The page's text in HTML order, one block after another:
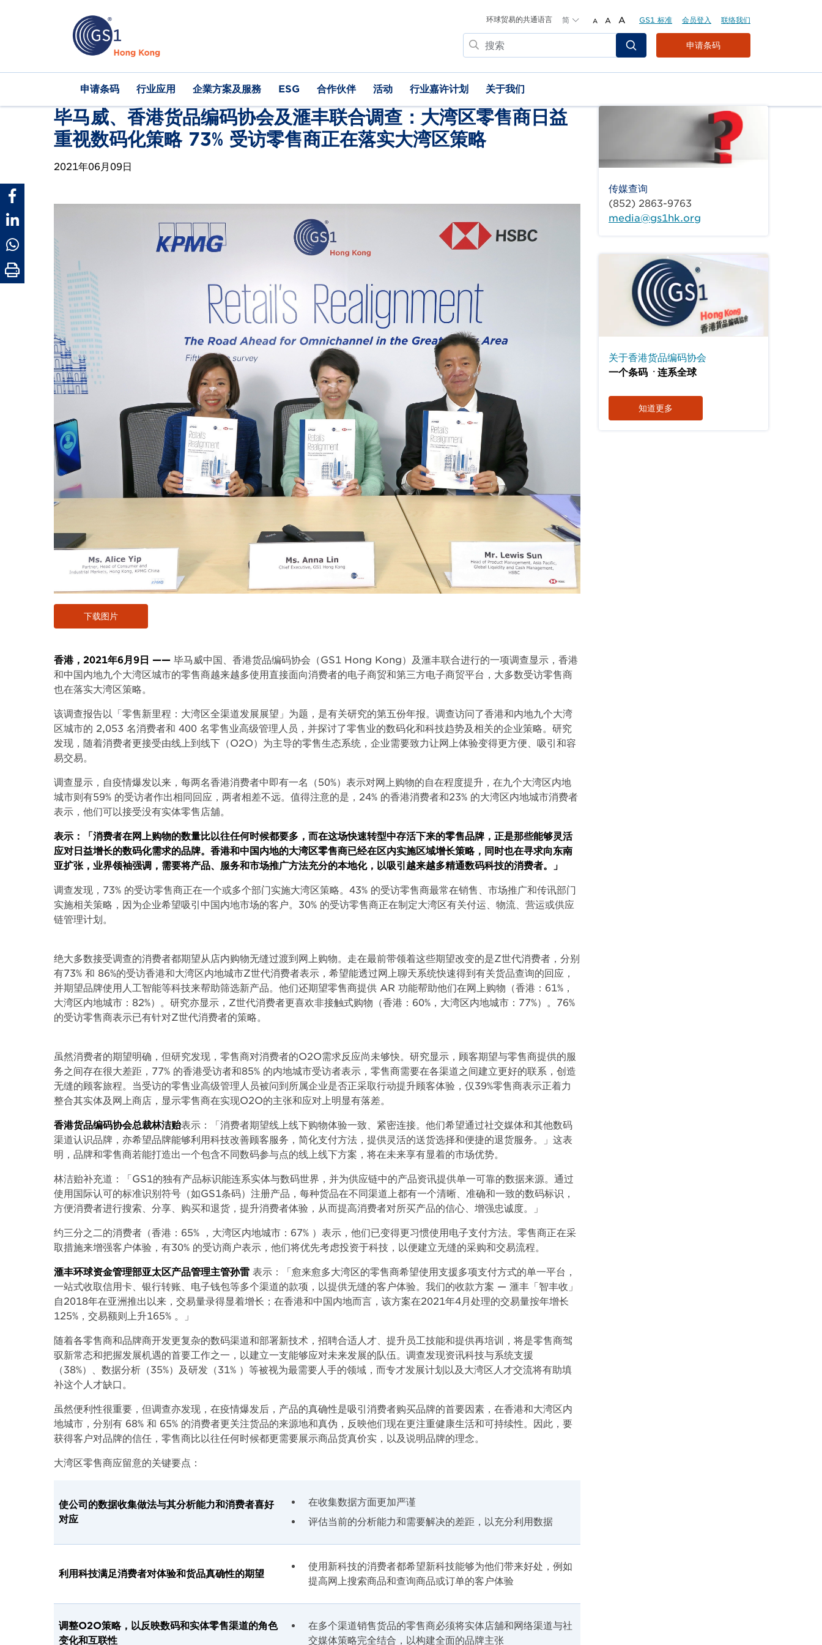
环球贸易的共通语言 简 A A A GS1 标准 会员登入 联络我们
搜
索
Header
Top
Menu
申请条码
Main
navigation
申请条码 行业应用 企業方案及服務 ESG 合作伙伴 活动 行业嘉许计划 关于我们
毕马威、香港货品编码协会及滙丰联合调查：大湾区零售商日益
重视数码化策略 73% 受访零售商正在落实大湾区策略
2021年06月09日
下载图片
香港，2021年6月9日 —— 毕马威中国、香港货品编码协会（GS1 Hong Kong）及滙丰联合进行的一项调查显示，香港
和中国内地九个大湾区城市的零售商越来越多使用直接面向消费者的电子商贸和第三方电子商贸平台，大多数受访零售商
也在落实大湾区策略。
该调查报告以「零售新里程：大湾区全渠道发展展望」为题，是有关研究的第五份年报。调查访问了香港和内地九个大湾
区城市的 2,053 名消费者和 400 名零售业高级管理人员，并探讨了零售业的数码化和科技趋势及相关的企业策略。研究
发现，随着消费者更接受由线上到线下（O2O）为主导的零售生态系统，企业需要致力让网上体验变得更方便、吸引和容
易交易。
调查显示，自疫情爆发以来，每两名香港消费者中即有一名（50%）表示对网上购物的自在程度提升，在九个大湾区内地
城市则有59% 的受访者作出相同回应，两者相差不远。值得注意的是，24% 的香港消费者和23% 的大湾区内地城市消费者
表示，他们可以接受没有实体零售店舖。
表示：「消费者在网上购物的数量比以往任何时候都要多，而在这场快速转型中存活下来的零售品牌，正是那些能够灵活
应对日益增长的数码化需求的品牌。香港和中国内地的大湾区零售商已经在区内实施区域增长策略，同时也在寻求向东南
亚扩张，业界领袖强调，需要将产品、服务和市场推广方法充分的本地化，以吸引越来越多精通数码科技的消费者。」
调查发现，73% 的受访零售商正在一个或多个部门实施大湾区策略。43% 的受访零售商最常在销售、市场推广和传讯部门
实施相关策略，因为企业希望吸引中国内地市场的客户。30% 的受访零售商正在制定大湾区有关付运、物流、营运或供应
链管理计划。
绝大多数接受调查的消费者都期望从店内购物无缝过渡到网上购物。走在最前带领着这些期望改变的是Z世代消费者，分别
有73% 和 86%的受访香港和大湾区内地城市Z世代消费者表示，希望能透过网上聊天系统快速得到有关货品查询的回应，
并期望品牌使用人工智能等科技来帮助筛选新产品。他们还期望零售商提供 AR 功能帮助他们在网上购物（香港：61%，
大湾区内地城市：82%）。研究亦显示，Z世代消费者更喜欢非接触式购物（香港：60%，大湾区内地城市：77%）。76%
的受访零售商表示已有针对Z世代消费者的策略。
虽然消费者的期望明确，但研究发现，零售商对消费者的O2O需求反应尚未够快。研究显示，顾客期望与零售商提供的服
务之间存在很大差距，77% 的香港受访者和85% 的内地城市受访者表示，零售商需要在各渠道之间建立更好的联系，创造
无缝的顾客旅程。当受访的零售业高级管理人员被问到所属企业是否正采取行动提升顾客体验，仅39%零售商表示正着力
整合其实体及网上商店，显示零售商在实现O2O的主张和应对上明显有落差。
香港货品编码协会总裁林洁贻表示：「消费者期望线上线下购物体验一致、紧密连接。他们希望通过社交媒体和其他数码
渠道认识品牌，亦希望品牌能够利用科技改善顾客服务，简化支付方法，提供灵活的送货选择和便捷的退货服务。」这表
明，品牌和零售商若能打造出一个包含不同数码参与点的线上线下方案，将在未来享有显着的市场优势。
林洁贻补充道：「GS1的独有产品标识能连系实体与数码世界，并为供应链中的产品资讯提供单一可靠的数据来源。通过
使用国际认可的标准识别符号（如GS1条码）注册产品，每种货品在不同渠道上都有一个清晰、准确和一致的数码标识，
方便消费者进行搜索、分享、购买和退货，提升消费者体验，从而提高消费者对所买产品的信心、增强忠诚度。」
约三分之二的消费者（香港：65% ，大湾区内地城市：67% ）表示，他们已变得更习惯使用电子支付方法。零售商正在采
取措施来增强客户体验，有30% 的受访商户表示，他们将优先考虑投资于科技，以便建立无缝的采购和交易流程。
滙丰环球资金管理部亚太区产品管理主管孙雷 表示：「愈来愈多大湾区的零售商希望使用支援多项支付方式的单一平台，
一站式收取信用卡、银行转账、电子钱包等多个渠道的款项，以提供无缝的客户体验。我们的收款方案 — 滙丰「智丰收」
自2018年在亚洲推出以来，交易量录得显着增长；在香港和中国内地而言，该方案在2021年4月处理的交易量按年增长
125%，交易额则上升165% 。」
随着各零售商和品牌商开发更复杂的数码渠道和部署新技术，招聘合适人才、提升员工技能和提供再培训，将是零售商驾
驭新常态和把握发展机遇的首要工作之一，以建立一支能够应对未来发展的队伍。调查发现资讯科技与系统支援
（38%）、数据分析（35%）及研发（31% ）等被视为最需要人手的领域，而专才发展计划以及大湾区人才交流将有助填
补这个人才缺口。
虽然便利性很重要，但调查亦发现，在疫情爆发后，产品的真确性是吸引消费者购买品牌的首要因素，在香港和大湾区内
地城市，分别有 68% 和 65% 的消费者更关注货品的来源地和真伪，反映他们现在更注重健康生活和可持续性。因此，要
获得客户对品牌的信任，零售商比以往任何时候都更需要展示商品货真价实，以及说明品牌的理念。
大湾区零售商应留意的关键要点：
使公司的数据收集做法与其分析能力和消费者喜好
对应
在收集数据方面更加严谨
评估当前的分析能力和需要解决的差距，以充分利用数据
利用科技满足消费者对体验和货品真确性的期望
使用新科技的消费者都希望新科技能够为他们带来好处，例如
提高网上搜索商品和查询商品或订单的客户体验
调整O2O策略，以反映数码和实体零售渠道的角色
变化和互联性
在多个渠道销售货品的零售商必须将实体店舖和网络渠道与社
交媒体策略完全结合，以构建全面的品牌主张
传媒查询
(852) 2863-9763
media@gs1hk.org
关于香港货品编码协会
一个条码 ． 连系全球
知道更多